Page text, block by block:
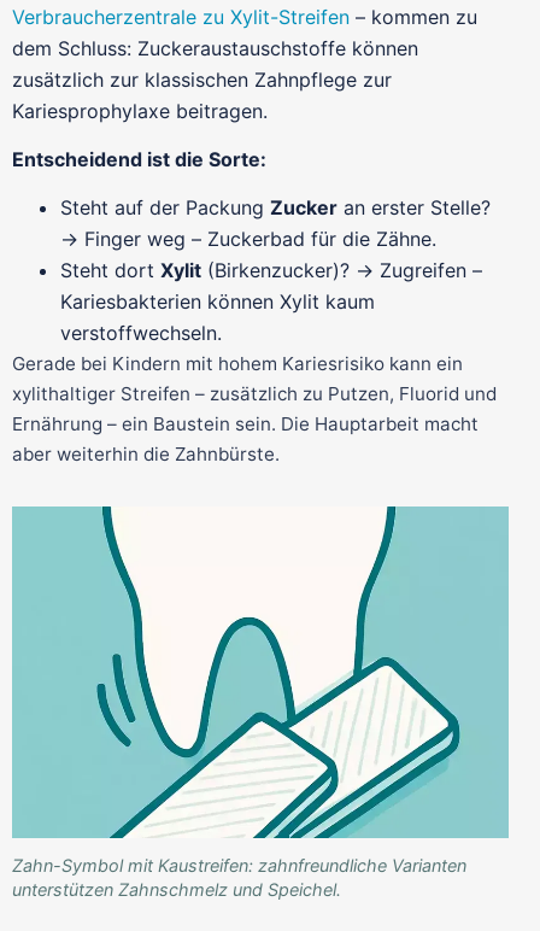
Verbraucherzentrale zu Xylit-Streifen – kommen zu
dem Schluss: Zuckeraustauschstoffe können
zusätzlich zur klassischen Zahnpflege zur
Kariesprophylaxe beitragen.
Entscheidend ist die Sorte:
Steht auf der Packung Zucker an erster Stelle?
→ Finger weg – Zuckerbad für die Zähne.
Steht dort Xylit (Birkenzucker)? → Zugreifen –
Kariesbakterien können Xylit kaum
verstoffwechseln.
Gerade bei Kindern mit hohem Kariesrisiko kann ein
xylithaltiger Streifen – zusätzlich zu Putzen, Fluorid und
Ernährung – ein Baustein sein. Die Hauptarbeit macht
aber weiterhin die Zahnbürste.
Zahn-Symbol mit Kaustreifen: zahnfreundliche Varianten
unterstützen Zahnschmelz und Speichel.